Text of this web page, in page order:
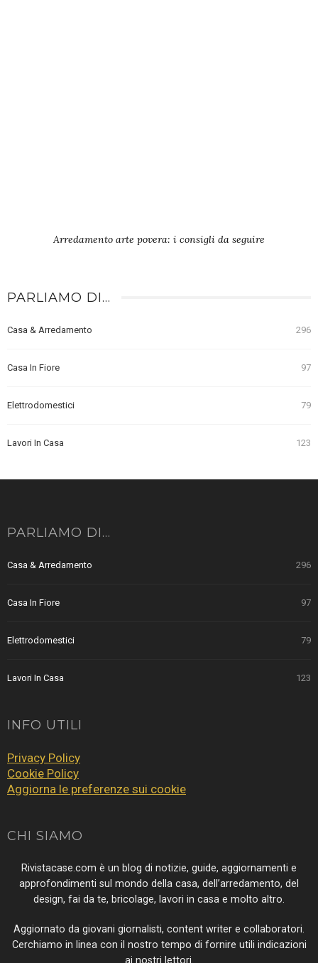
Arredamento arte povera: i consigli da seguire
PARLIAMO DI…
Casa & Arredamento 296
Casa In Fiore 97
Elettrodomestici 79
Lavori In Casa 123
PARLIAMO DI…
Casa & Arredamento 296
Casa In Fiore 97
Elettrodomestici 79
Lavori In Casa 123
INFO UTILI
Privacy Policy
Cookie Policy
Aggiorna le preferenze sui cookie
CHI SIAMO
Rivistacase.com è un blog di notizie, guide, aggiornamenti e
approfondimenti sul mondo della casa, dell’arredamento, del
design, fai da te, bricolage, lavori in casa e molto altro.
Aggiornato da giovani giornalisti, content writer e collaboratori.
Cerchiamo in linea con il nostro tempo di fornire utili indicazioni
ai nostri lettori.